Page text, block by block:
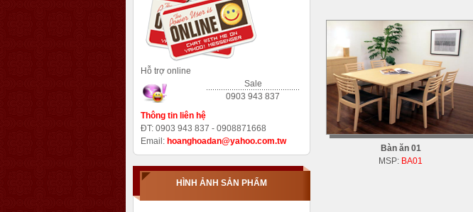
Hỗ trợ online
Sale
0903 943 837
Thông tin liên hệ
ĐT: 0903 943 837 - 0908871668
Email: hoanghoadan@yahoo.com.tw
HÌNH ẢNH SẢN PHẨM
Bàn ăn 01
MSP: BA01